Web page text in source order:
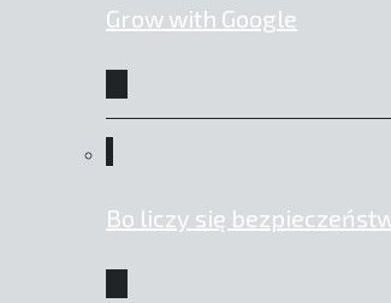
Grow with Google
Bo liczy się